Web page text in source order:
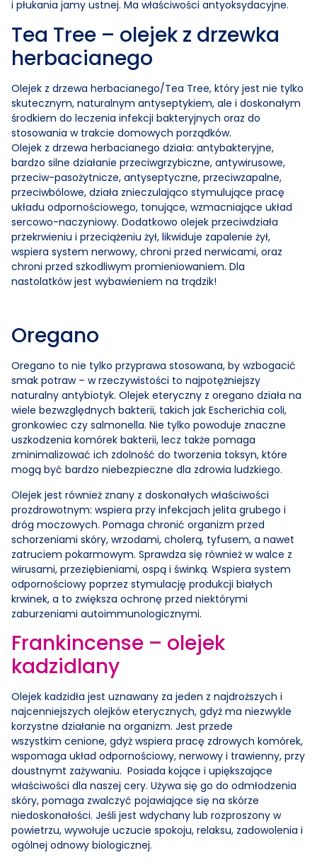
i płukania jamy ustnej. Ma właściwości antyoksydacyjne.
Tea Tree – olejek z drzewka
herbacianego
Olejek z drzewa herbacianego/Tea Tree, który jest nie tylko
skutecznym, naturalnym antyseptykiem, ale i doskonałym
środkiem do leczenia infekcji bakteryjnych oraz do
stosowania w trakcie domowych porządków.
Olejek z drzewa herbacianego działa: antybakteryjne,
bardzo silne działanie przeciwgrzybiczne, antywirusowe,
przeciw-pasożytnicze, antyseptyczne, przeciwzapalne,
przeciwbólowe, działa znieczulająco stymulujące pracę
układu odpornościowego, tonujące, wzmacniające układ
sercowo-naczyniowy. Dodatkowo olejek przeciwdziała
przekrwieniu i przeciążeniu żył, likwiduje zapalenie żył,
wspiera system nerwowy, chroni przed nerwicami, oraz
chroni przed szkodliwym promieniowaniem. Dla
nastolatków jest wybawieniem na trądzik!
Oregano
Oregano to nie tylko przyprawa stosowana, by wzbogacić
smak potraw – w rzeczywistości to najpotężniejszy
naturalny antybiotyk. Olejek eteryczny z oregano działa na
wiele bezwzględnych bakterii, takich jak Escherichia coli,
gronkowiec czy salmonella. Nie tylko powoduje znaczne
uszkodzenia komórek bakterii, lecz także pomaga
zminimalizować ich zdolność do tworzenia toksyn, które
mogą być bardzo niebezpieczne dla zdrowia ludzkiego.
Olejek jest również znany z doskonałych właściwości
prozdrowotnym: wspiera przy infekcjach jelita grubego i
dróg moczowych. Pomaga chronić organizm przed
schorzeniami skóry, wrzodami, cholerą, tyfusem, a nawet
zatruciem pokarmowym. Sprawdza się również w walce z
wirusami, przeziębieniami, ospą i świnką. Wspiera system
odpornościowy poprzez stymulację produkcji białych
krwinek, a to zwiększa ochronę przed niektórymi
zaburzeniami autoimmunologicznymi.
Frankincense – olejek
kadzidlany
Olejek kadzidła jest uznawany za jeden z najdroższych i
najcenniejszych olejków eterycznych, gdyż ma niezwykle
korzystne działanie na organizm. Jest przede
wszystkim cenione, gdyż wspiera pracę zdrowych komórek,
wspomaga układ odpornościowy, nerwowy i trawienny, przy
doustnymt zażywaniu. Posiada kojące i upiększające
właściwości dla naszej cery. Używa się go do odmłodzenia
skóry, pomaga zwalczyć pojawiające się na skórze
niedoskonałości. Jeśli jest wdychany lub rozproszony w
powietrzu, wywołuje uczucie spokoju, relaksu, zadowolenia i
ogólnej odnowy biologicznej.